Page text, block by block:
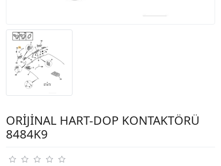
ORİJİNAL HART-DOP KONTAKTÖRÜ
8484K9